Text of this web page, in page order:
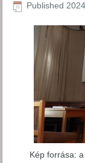
Published
Kép forrása: